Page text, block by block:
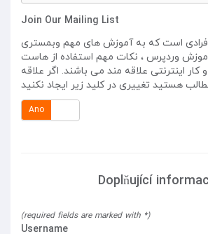
Join Our Mailing List
لیست مناسب افرادی است که به آموزش های مهم وبمستری
وردپرس ، نکات مهم استفاده از هاست
اینترنتی علاقه مند می باشند. اگر علاقه
Ano
Doplňující
(required fields are marked with *)
Username